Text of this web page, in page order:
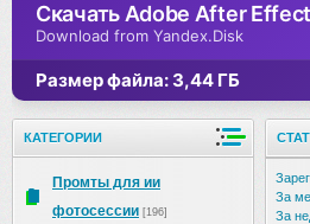
Скачать Adobe After
Download from Yandex.Disk
Размер файла: 3,44 ГБ
КАТЕГОРИИ
Промты для ии
фотосессии [196]
За
За